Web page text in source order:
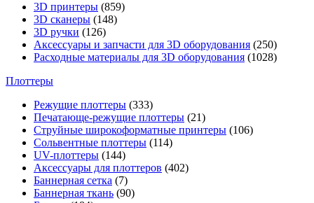
3D принтеры (859)
3D сканеры (148)
3D ручки (126)
Аксессуары и запчасти для 3D оборудования (250)
Расходные материалы для 3D оборудования (1028)
Плоттеры
Режущие плоттеры (333)
Печатающе-режущие плоттеры (21)
Струйные широкоформатные принтеры (106)
Сольвентные плоттеры (114)
UV-плоттеры (144)
Аксессуары для плоттеров (402)
Баннерная сетка (7)
Баннерная ткань (90)